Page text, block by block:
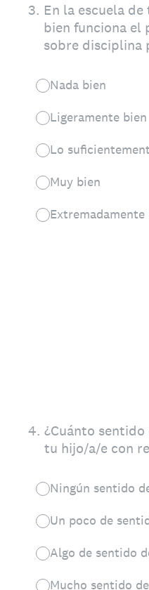
3. En la escuela
bien funciona el
sobre disciplina
Nada bien
Ligeramente bien
Lo
Muy bien
Extremadamente
4. ¿Cuánto
tu hijo/a/e con
Ningún sentido
Un poco de
Algo de sentido
Mucho sentido